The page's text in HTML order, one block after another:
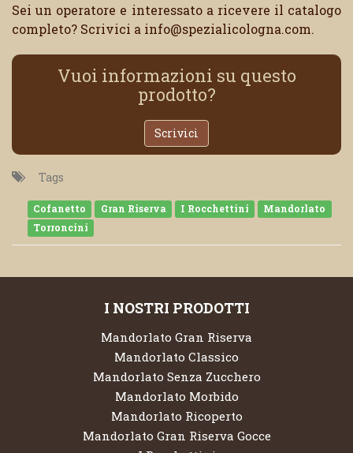
Sei un operatore e interessato a ricevere il catalogo
completo? Scrivici a info@spezialicologna.com.
Vuoi informazioni su questo
prodotto?
Scrivici
Tags
Cofanetto Gran Riserva I Rocchettini
Mandorlato
Torroncini
I NOSTRI PRODOTTI
Mandorlato Gran Riserva
Mandorlato Classico
Mandorlato Senza Zucchero
Mandorlato Morbido
Mandorlato Ricoperto
Mandorlato Gran Riserva Gocce